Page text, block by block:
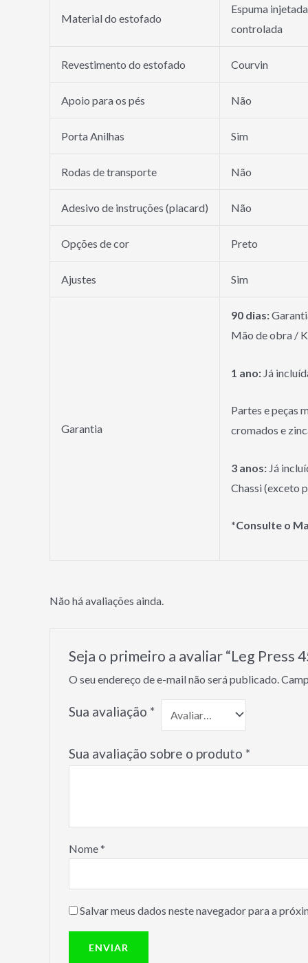
Material do estofado
Espuma
controlada
Revestimento do estofado Courvin
Apoio para os pés Não
Porta Anilhas Sim
Rodas de transporte Não
Adesivo de instruções (placard) Não
Opções de cor Preto
Ajustes Sim
Garantia
90 dias:
Mão de obra /
1 ano: Já
Partes e peças
cromados e
3 anos: Já
Chassi (exceto
*Consulte o
Não há avaliações ainda.
Seja o primeiro a avaliar “Leg Press
O seu endereço de e-mail não será publicado.
Sua avaliação *
Sua avaliação sobre o produto *
Nome*
Salvar meus dados neste navegador para a